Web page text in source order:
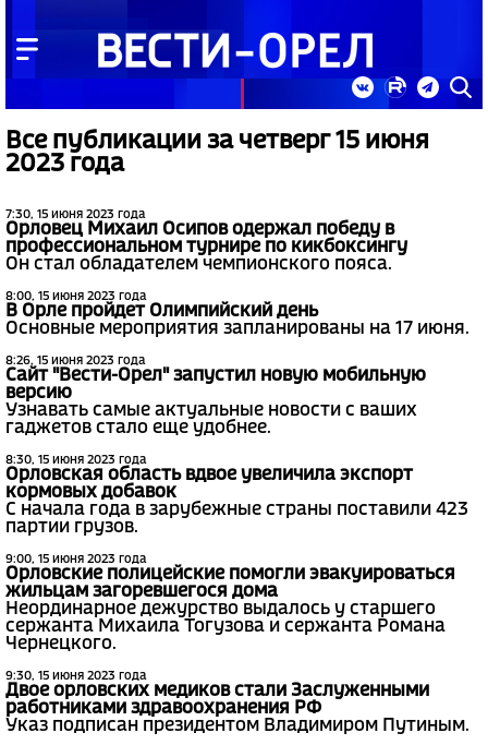
Все публикации за четверг 15 июня
2023 года
7:30, 15 июня 2023 года
Орловец Михаил Осипов одержал победу в
профессиональном турнире по кикбоксингу
Он стал обладателем чемпионского пояса.
8:00, 15 июня 2023 года
В Орле пройдет Олимпийский день
Основные мероприятия запланированы на 17 июня.
8:26, 15 июня 2023 года
Сайт "Вести-Орел" запустил новую мобильную
версию
Узнавать самые актуальные новости с ваших
гаджетов стало еще удобнее.
8:30, 15 июня 2023 года
Орловская область вдвое увеличила экспорт
кормовых добавок
С начала года в зарубежные страны поставили 423
партии грузов.
9:00, 15 июня 2023 года
Орловские полицейские помогли эвакуироваться
жильцам загоревшегося дома
Неординарное дежурство выдалось у старшего
сержанта Михаила Тогузова и сержанта Романа
Чернецкого.
9:30, 15 июня 2023 года
Двое орловских медиков стали Заслуженными
работниками здравоохранения РФ
Указ подписан президентом Владимиром Путиным.